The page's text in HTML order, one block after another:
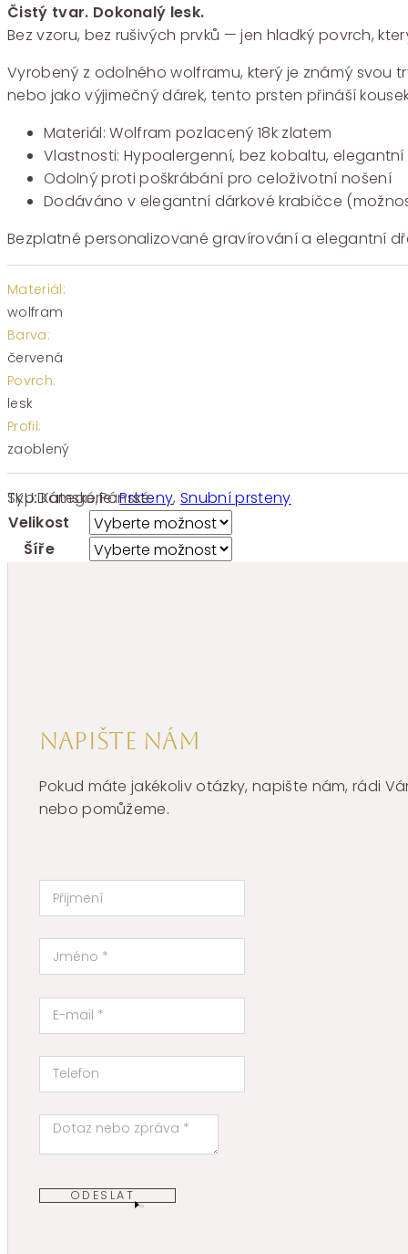
až
3400 Kč
Čistý tvar. Dokonalý lesk.
Bez vzoru, bez rušivých prvků — jen hladký povrch,
Vyrobený z odolného wolframu, který je známý svou
nebo jako výjimečný dárek, tento prsten přináší
Materiál: Wolfram pozlacený 18k zlatem
Vlastnosti: Hypoalergenní, bez kobaltu,
Odolný proti poškrábání pro celoživotní nošení
Dodáváno v elegantní dárkové krabičce
Bezplatné personalizované gravírování a elegantní
Materiál:
wolfram
Barva:
červená
Povrch:
lesk
Profil:
zaoblený
SKU:Kategorie:Prsteny,Snubní prsteny
Typ:Dámské,Pánské
Velikost
Šíře
Napište nám
Pokud máte jakékoliv otázky, napište nám, rádi
nebo pomůžeme.
ODESLAT